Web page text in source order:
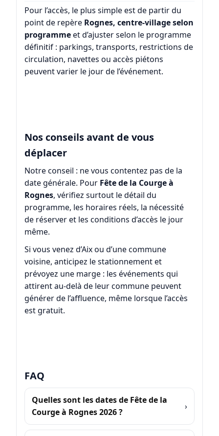
Pour l’accès, le plus simple est de partir du
point de repère Rognes, centre-village selon
programmeet d’ajuster selon le programme
définitif : parkings, transports, restrictions de
circulation, navettes ou accès piétons
peuvent varier le jour de l’événement.
Nos conseils avant de vous
déplacer
Notre conseil : ne vous contentez pas de la
date générale. Pour Fête de la Courge à
Rognes, vérifiez surtout le détail du
programme, les horaires réels, la nécessité
de réserver et les conditions d’accès le jour
même.
Si vous venez d’Aix ou d’une commune
voisine, anticipez le stationnement et
prévoyez une marge : les événements qui
attirent au-delà de leur commune peuvent
générer de l’affluence, même lorsque l’accès
est gratuit.
FAQ
Quelles sont les dates de Fête de la
Courge à Rognes 2026 ?